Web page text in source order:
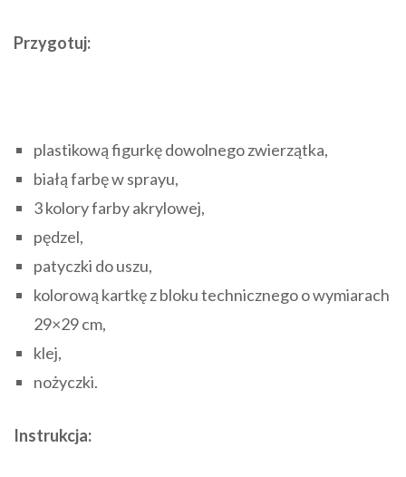
Przygotuj:
plastikową figurkę dowolnego zwierzątka,
białą farbę w sprayu,
3 kolory farby akrylowej,
pędzel,
patyczki do uszu,
kolorową kartkę z bloku technicznego o wymiarach
29×29 cm,
klej,
nożyczki.
Instrukcja: